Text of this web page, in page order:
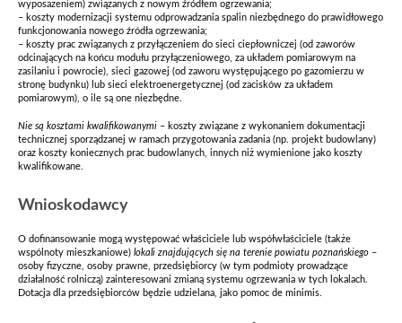
wyposażeniem) związanych z nowym źródłem ogrzewania;
– koszty modernizacji systemu odprowadzania spalin niezbędnego do prawidłowego
funkcjonowania nowego źródła ogrzewania;
– koszty prac związanych z przyłączeniem do sieci ciepłowniczej (od zaworów
odcinających na końcu modułu przyłączeniowego, za układem pomiarowym na
zasilaniu i powrocie), sieci gazowej (od zaworu występującego po gazomierzu w
stronę budynku) lub sieci elektroenergetycznej (od zacisków za układem
pomiarowym), o ile są one niezbędne.
Nie są kosztami kwalifikowanymi – koszty związane z wykonaniem dokumentacji
technicznej sporządzanej w ramach przygotowania zadania (np. projekt budowlany)
oraz koszty koniecznych prac budowlanych, innych niż wymienione jako koszty
kwalifikowane.
Wnioskodawcy
O dofinansowanie mogą występować właściciele lub współwłaściciele (także
wspólnoty mieszkaniowe) lokali znajdujących się na terenie powiatu poznańskiego –
osoby fizyczne, osoby prawne, przedsiębiorcy (w tym podmioty prowadzące
działalność rolniczą) zainteresowani zmianą systemu ogrzewania w tych lokalach.
Dotacja dla przedsiębiorców będzie udzielana, jako pomoc de minimis.